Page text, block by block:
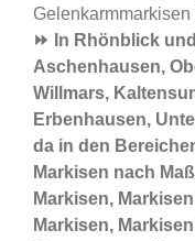
⏩ In Rhönblick
Aschenhausen,
Willmars,
Erbenhausen,
da in den
Markisen nach
Markisen,
Markisen,